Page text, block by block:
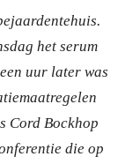
het serum
uur later was
Cord Bockhop
die op